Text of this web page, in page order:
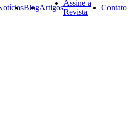
BlogArtigos
Assine a
Revista
Contato